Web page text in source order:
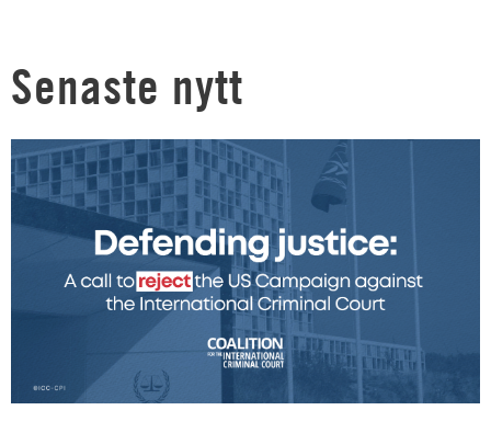
Senaste nytt